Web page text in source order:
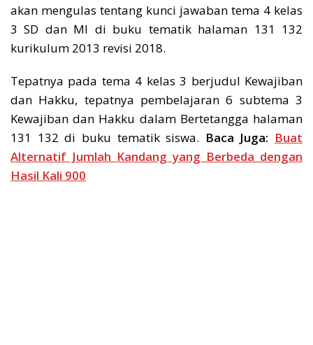
akan mengulas tentang kunci jawaban tema 4 kelas
3 SD dan MI di buku tematik halaman 131 132
kurikulum 2013 revisi 2018.
Tepatnya pada tema 4 kelas 3 berjudul Kewajiban
dan Hakku, tepatnya pembelajaran 6 subtema 3
Kewajiban dan Hakku dalam Bertetangga halaman
131 132 di buku tematik siswa. Baca Juga: Buat
Alternatif Jumlah Kandang yang Berbeda dengan
Hasil Kali 900